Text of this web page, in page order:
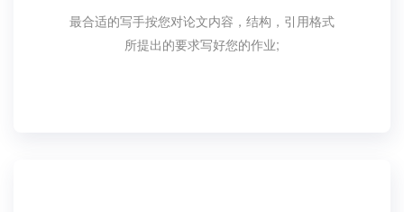
最合适的写手按您对论文内容，结构，引用格式
所提出的要求写好您的作业;